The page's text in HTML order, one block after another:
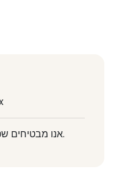
אנו מבטיחים שכל הביקורות הן 100% אמיתיות.